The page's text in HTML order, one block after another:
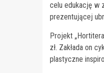
celu edukację w
prezentującej
Projekt
zł. Zakłada on
plastyczne